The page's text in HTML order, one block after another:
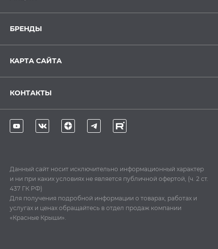
БРЕНДЫ
КАРТА САЙТА
КОНТАКТЫ
Данный сайт носит исключительно информационный характер
и ни при каких условиях не является публичной офертой, (ч. 2 ст.
437 ГК РФ)
Для получения подробной информации о товарах, работах и
услугах и ценах обращайтесь в отдел продаж компании
«Красные Крыши».